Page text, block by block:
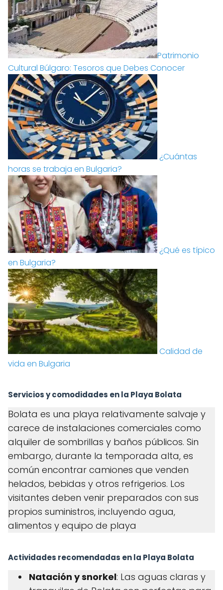
Patrimonio
Cultural Búlgaro: Tesoros que Debes Conocer
¿Cuántas
horas se trabaja en Bulgaria?
¿Qué es típico
en Bulgaria?
Calidad de
vida en Bulgaria
Servicios y comodidades en la Playa Bolata
Bolata es una playa relativamente salvaje y
carece de instalaciones comerciales como
alquiler de sombrillas y baños públicos. Sin
embargo, durante la temporada alta, es
común encontrar camiones que venden
helados, bebidas y otros refrigerios. Los
visitantes deben venir preparados con sus
propios suministros, incluyendo agua,
alimentos y equipo de playa
Actividades recomendadas en la Playa Bolata
Natación y snorkel: Las aguas claras y